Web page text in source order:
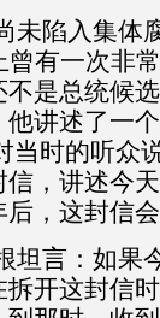
未陷入集体
曾有一次非
不是总统候
他讲述了一
当时的听众
信，讲述今
，这封信会
坦言：如果
拆开这封信